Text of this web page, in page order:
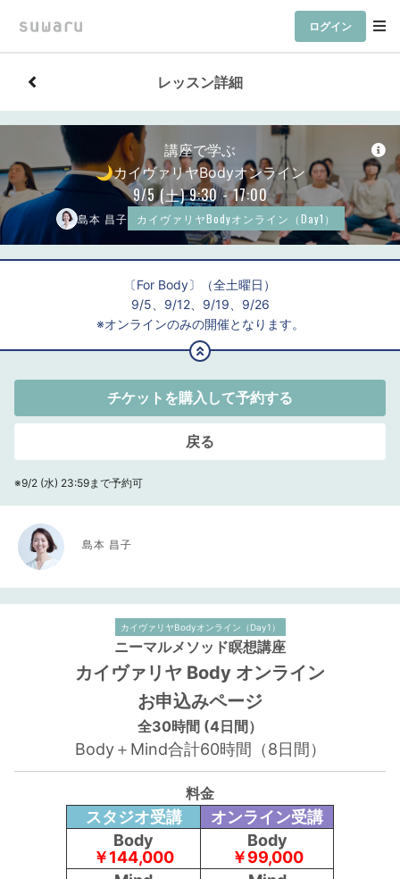
ログイン
レッスン詳細
講座で学ぶ
🌙カイヴァリヤBodyオンライン
9/5 (土) 9:30 - 17:00
島本 昌子 カイヴァリヤBodyオンライン（Day1）
〔For Body〕（全土曜日）
9/5、9/12、9/19、9/26
※オンラインのみの開催となります。
チケットを購入して予約する
戻る
※9/2 (水) 23:59まで予約可
島本 昌子
カイヴァリヤBodyオンライン（Day1）
ニーマルメソッド瞑想講座
カイヴァリヤ Body オンライン
お申込みページ
全30時間 (4日間）
Body＋Mind合計60時間（8日間）
料金
スタジオ受講
オンライン受講
Body
￥144,000
Body
￥99,000